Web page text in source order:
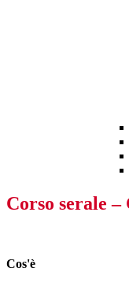
Corso serale
Cos'è